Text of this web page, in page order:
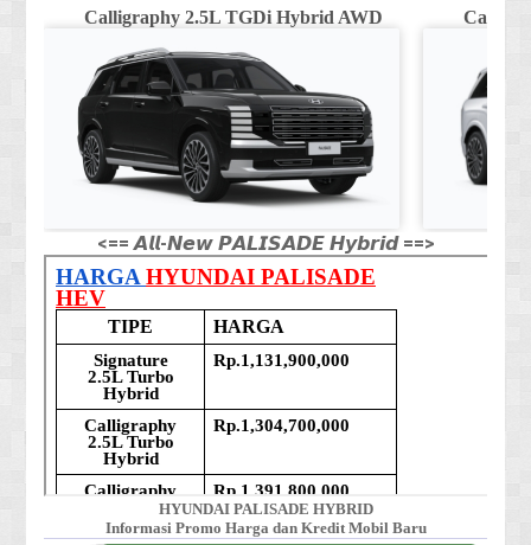
Calligraphy 2.5L TGDi Hybrid AWD
<== 𝘼𝙡𝙡-𝙉𝙚𝙬 𝙋𝘼𝙇𝙄𝙎𝘼𝘿𝙀 𝙃𝙮𝙗𝙧𝙞𝙙 ==>
HYUNDAI PALISADE HYBRID
Informasi Promo Harga dan Kredit Mobil Baru